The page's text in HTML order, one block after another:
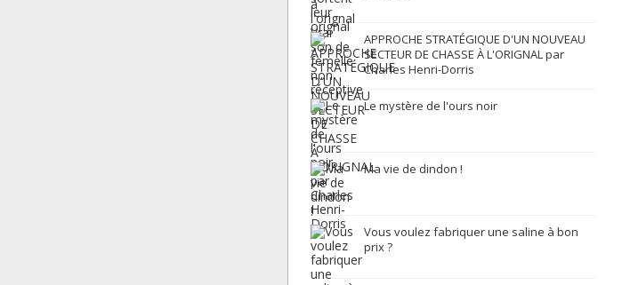
APPROCHE STRATÉGIQUE D'UN NOUVEAU
SECTEUR DE CHASSE À L'ORIGNAL par
Charles Henri-Dorris
Le mystère de l'ours noir
Ma vie de dindon !
Vous voulez fabriquer une saline à bon
prix ?